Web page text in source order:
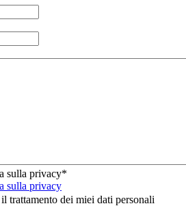
sulla privacy*
sulla privacy
trattamento dei miei dati personali